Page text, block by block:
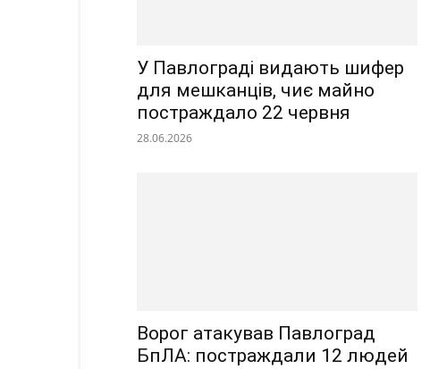
У Павлограді видають шифер
для мешканців, чиє майно
постраждало 22 червня
28.06.2026
Ворог атакував Павлоград
БпЛА: постраждали 12 людей